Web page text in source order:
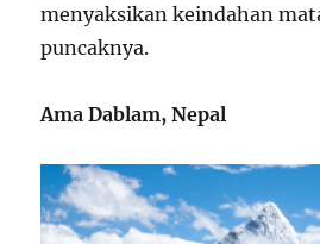
menyaksikan keindahan
puncaknya.
Ama Dablam, Nepal